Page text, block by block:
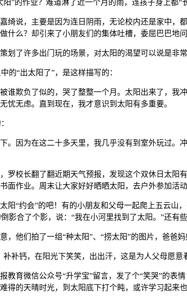
”的作业？难道淋了近一个月的雨，连孩子身上都“
绮说，主要是因为连日阴雨，无论校内还是家中，
么？却引来了小朋友们的集体吐槽，委屈巴巴地问
划了许多出门玩的场景，对太阳的渴望可以说是非常
的“出太阳了”，是这样描写的：
谁欺负了似的，哭了整整一个月。太阳出来了，我
忧无虑。直到现在，我才意识到太阳有多重要。
。因为在这二十多天里，我几乎没有到室外玩过。
罗校长翻了翻近期天气预报，发现这个双休日太阳
面作业。周末让大家好好晒晒太阳，去户外参加活
阳“约会”的吧！有的小朋友和父母一起爬上五云
影合了个影，说：“我在小河里找到了太阳。”还有
他们拍了一组“种太阳”、“捞太阳”的图片，爸爸妈
补钙，在阳光下笑笑，出出汗，这是为人父母愿意
教育微信公众号“升学宝”留言，发了个“笑哭”的表
得的天晴时光，到太阳底下打个盹，或许学习起来也